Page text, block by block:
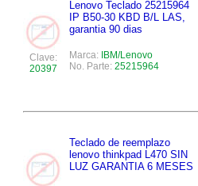
Clave:
20397
Lenovo Teclado 25215964
IP B50-30 KBD B/L LAS,
garantia 90 dias
Marca: IBM/Lenovo
No. Parte: 25215964
Teclado de reemplazo
lenovo thinkpad L470 SIN
LUZ GARANTIA 6 MESES